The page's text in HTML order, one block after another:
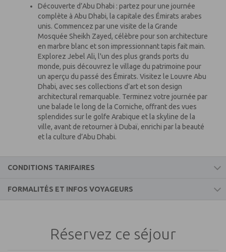
Découverte d’Abu Dhabi : partez pour une journée
complète à Abu Dhabi, la capitale des Émirats arabes
unis. Commencez par une visite de la Grande
Mosquée Sheikh Zayed, célèbre pour son architecture
en marbre blanc et son impressionnant tapis fait main.
Explorez Jebel Ali, l'un des plus grands ports du
monde, puis découvrez le village du patrimoine pour
un aperçu du passé des Émirats. Visitez le Louvre Abu
Dhabi, avec ses collections d’art et son design
architectural remarquable. Terminez votre journée par
une balade le long de la Corniche, offrant des vues
splendides sur le golfe Arabique et la skyline de la
ville, avant de retourner à Dubaï, enrichi par la beauté
et la culture d’Abu Dhabi.
CONDITIONS TARIFAIRES
(billets émis dès la réservation sur vol low-cost) -
(escale possible à l'aller ou/et au retour)
FORMALITÉS ET INFOS VOYAGEURS
Réservez ce séjour